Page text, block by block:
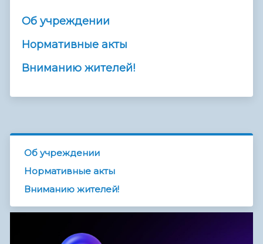
Об учреждении
Нормативные акты
Вниманию жителей!
Об учреждении
Нормативные акты
Вниманию жителей!